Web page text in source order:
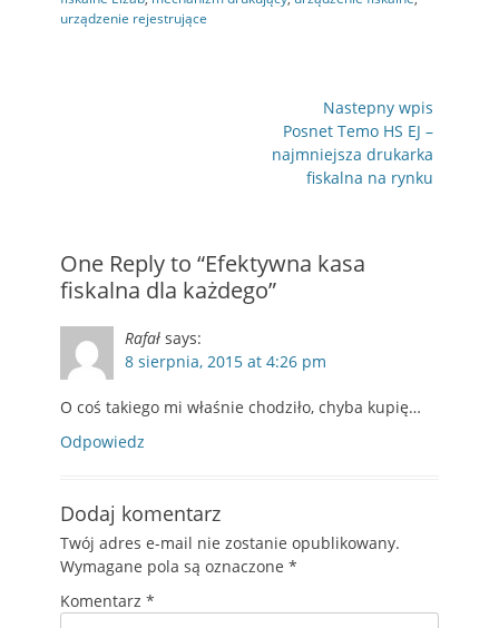
urządzenie rejestrujące
Nastepny wpis
Następny
wpis
Posnet Temo HS EJ –
najmniejsza drukarka
fiskalna na rynku
One Reply to “Efektywna kasa
fiskalna dla każdego”
Rafał says:
8 sierpnia, 2015 at 4:26 pm
O coś takiego mi właśnie chodziło, chyba kupię…
Odpowiedz
Dodaj komentarz
Twój adres e-mail nie zostanie opublikowany.
Wymagane pola są oznaczone *
Komentarz *